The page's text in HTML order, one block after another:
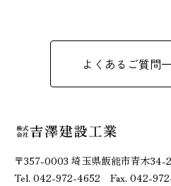
よくあるご質問
〒357-0003 埼玉県飯能市青木34-2
Tel. 042-972-4652 Fax. 042-